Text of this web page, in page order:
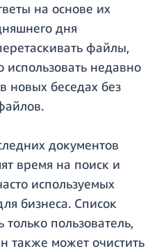
на основе их
дня
файлы,
использовать недавно
новых беседах без
документов
время на поиск и
используемых
бизнеса. Список
пользователь,
также может очистить